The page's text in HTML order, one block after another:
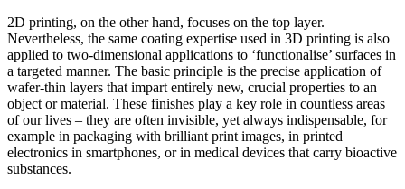
2D printing, on the other hand, focuses on the top layer.
Nevertheless, the same coating expertise used in 3D printing is also
applied to two-dimensional applications to ‘functionalise’ surfaces in
a targeted manner. The basic principle is the precise application of
wafer-thin layers that impart entirely new, crucial properties to an
object or material. These finishes play a key role in countless areas
of our lives – they are often invisible, yet always indispensable, for
example in packaging with brilliant print images, in printed
electronics in smartphones, or in medical devices that carry bioactive
substances.